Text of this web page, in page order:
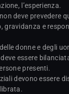
l’esperienza.
deve prevedere
gravidanza e
donne e degli
essere
presenti.
devono essere